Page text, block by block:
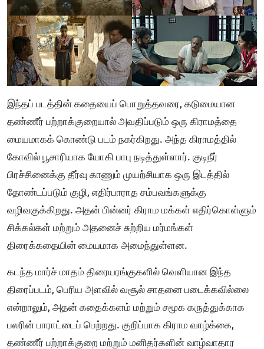
இந்தப் படத்தின் கதையைப் பொறுத்தவரை, கடுமையான
தண்ணீர் பற்றாக்குறையால் அவதிப்படும் ஒரு கிராமத்தை
மையமாகக் கொண்டு படம் நகர்கிறது. அந்த கிராமத்தில்
கோவில் பூசாரியாக யோகி பாபு நடித்துள்ளார். குடிநீர்
பிரச்சினைக்கு தீர்வு காணும் முயற்சியாக ஒரு இடத்தில்
தோண்டப்படும் குழி, எதிர்பாராத சம்பவங்களுக்கு
வழிவகுக்கிறது. அதன் பின்னர் கிராம மக்கள் எதிர்கொள்ளும்
சிக்கல்கள் மற்றும் அதனைச் சுற்றிய மர்மங்கள்
திரைக்கதையின் மையமாக அமைந்துள்ளன.
கடந்த மார்ச் மாதம் திரையரங்குகளில் வெளியான இந்த
திரைப்படம், பெரிய அளவில் வசூல் சாதனை படைக்கவில்லை
என்றாலும், அதன் கதைக்களம் மற்றும் சமூக கருத்துக்காக
பலரின் பாராட்டைப் பெற்றது. குறிப்பாக கிராம வாழ்க்கை,
தண்ணீர் பற்றாக்குறை மற்றும் மனிதர்களின் வாழ்வாதார